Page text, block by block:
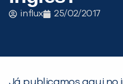
influx 25/02/2017